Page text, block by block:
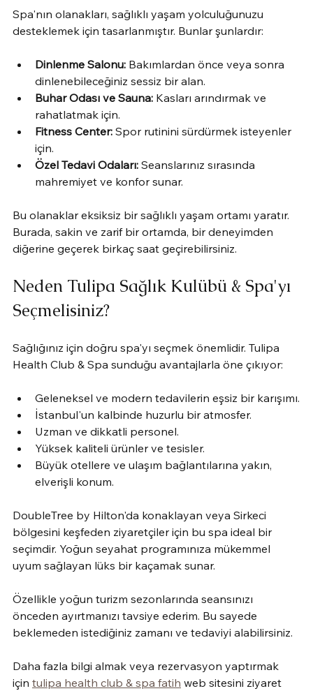
Spa'nın olanakları, sağlıklı yaşam yolculuğunuzu
desteklemek için tasarlanmıştır. Bunlar şunlardır:
Dinlenme Salonu: Bakımlardan önce veya sonra
dinlenebileceğiniz sessiz bir alan.
Buhar Odası ve Sauna: Kasları arındırmak ve
rahatlatmak için.
Fitness Center: Spor rutinini sürdürmek isteyenler
için.
Özel Tedavi Odaları: Seanslarınız sırasında
mahremiyet ve konfor sunar.
Bu olanaklar eksiksiz bir sağlıklı yaşam ortamı yaratır.
Burada, sakin ve zarif bir ortamda, bir deneyimden
diğerine geçerek birkaç saat geçirebilirsiniz.
Neden Tulipa Sağlık Kulübü & Spa'yı
Seçmelisiniz?
Sağlığınız için doğru spa'yı seçmek önemlidir. Tulipa
Health Club & Spa sunduğu avantajlarla öne çıkıyor:
Geleneksel ve modern tedavilerin eşsiz bir karışımı.
İstanbul'un kalbinde huzurlu bir atmosfer.
Uzman ve dikkatli personel.
Yüksek kaliteli ürünler ve tesisler.
Büyük otellere ve ulaşım bağlantılarına yakın,
elverişli konum.
DoubleTree by Hilton'da konaklayan veya Sirkeci
bölgesini keşfeden ziyaretçiler için bu spa ideal bir
seçimdir. Yoğun seyahat programınıza mükemmel
uyum sağlayan lüks bir kaçamak sunar.
Özellikle yoğun turizm sezonlarında seansınızı
önceden ayırtmanızı tavsiye ederim. Bu sayede
beklemeden istediğiniz zamanı ve tedaviyi alabilirsiniz.
Daha fazla bilgi almak veya rezervasyon yaptırmak
için tulipa health club & spa fatih web sitesini ziyaret